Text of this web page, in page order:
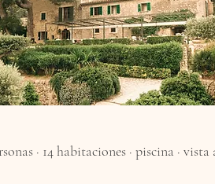
· 14 habitaciones · piscina · vista